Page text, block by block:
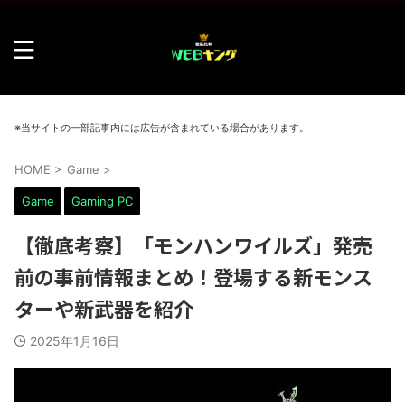
※当サイトの一部記事内には広告が含まれている場合があります。
HOME > Game >
Game Gaming PC
【徹底考察】「モンハンワイルズ」発売
前の事前情報まとめ！登場する新モンス
ターや新武器を紹介
2025年1月16日